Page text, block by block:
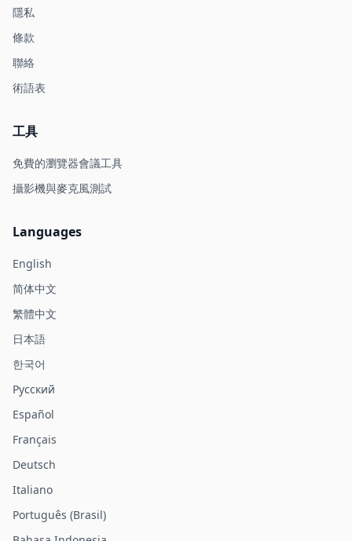
隱私
條款
聯絡
術語表
工具
免費的瀏覽器會議工具
攝影機與麥克風測試
Languages
English
简体中文
繁體中文
日本語
한국어
Русский
Español
Français
Deutsch
Italiano
Português (Brasil)